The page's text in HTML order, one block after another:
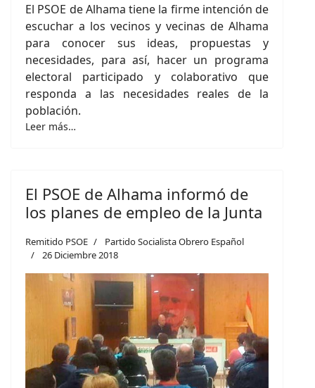
El PSOE de Alhama tiene la firme intención de
escuchar a los vecinos y vecinas de Alhama
para conocer sus ideas, propuestas y
necesidades, para así, hacer un programa
electoral participado y colaborativo que
responda a las necesidades reales de la
población.
Leer más…
El PSOE de Alhama informó de
los planes de empleo de la Junta
Remitido PSOE
Partido Socialista Obrero Español
26 Diciembre 2018